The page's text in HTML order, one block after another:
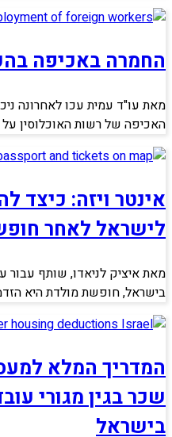
החמרה באכיפה
מאת עו"ד עמית עכו לאחרונה
האכיפה של רשות האוכלוסין
אינטר ויזה: כיצד
לישראל לאחר
מאת איציק לניאדו, שותף עבור
בישראל, חופשת מולדת היא
המדריך המלא
שכר בגין מגורי
בישראל